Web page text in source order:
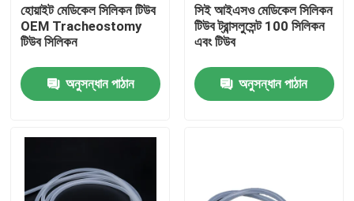
বাড়ি
আমাদের সম্পর্কে
হোয়াইট মেডিকেল সিলিকন টিউব
OEM Tracheostomy
টিউব সিলিকন
অনুসন্ধান পাঠান
সিই আইএসও মেডিকেল সিলিকন
টিউব ট্রান্সলুসেন্ট 100 সিলিকন
এবং টিউব
অনুসন্ধান পাঠান